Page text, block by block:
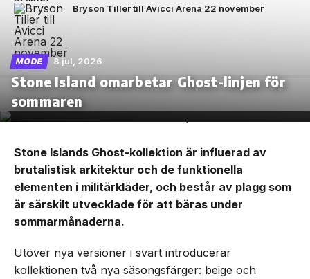
Bryson Tiller till Avicci Arena 22 november
MODE 8 jul, 2026
Stone Island omarbetar Ghost-linjen för
sommaren
Stone Islands Ghost-kollektion är influerad av
brutalistisk arkitektur och de funktionella
elementen i militärkläder, och består av plagg som
är särskilt utvecklade för att bäras under
sommarmånaderna.
Utöver nya versioner i svart introducerar
kollektionen två nya säsongsfärger: beige och